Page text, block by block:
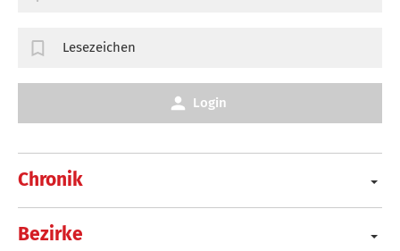
Chronik
Bezirke
Lesezeichen
Login